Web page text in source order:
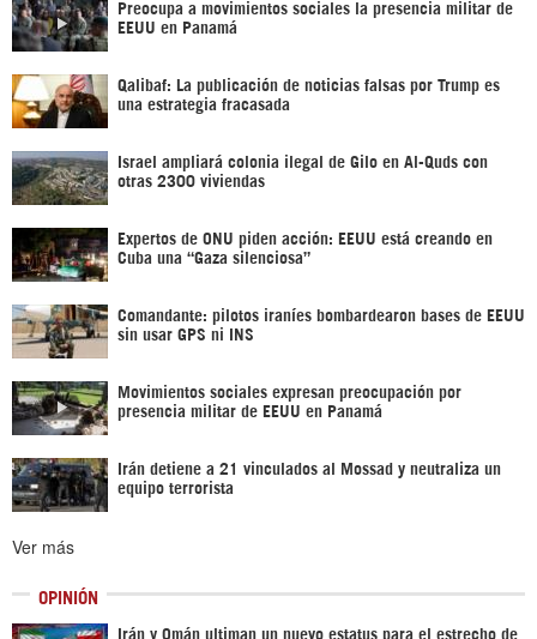
Preocupa a movimientos sociales la presencia militar de
EEUU en Panamá
Qalibaf: La publicación de noticias falsas por Trump es
una estrategia fracasada
Israel ampliará colonia ilegal de Gilo en Al-Quds con
otras 2300 viviendas
Expertos de ONU piden acción: EEUU está creando en
Cuba una “Gaza silenciosa”
Comandante: pilotos iraníes bombardearon bases de EEUU
sin usar GPS ni INS
Movimientos sociales expresan preocupación por
presencia militar de EEUU en Panamá
Irán detiene a 21 vinculados al Mossad y neutraliza un
equipo terrorista
Ver más
OPINIÓN
Irán y Omán ultiman un nuevo estatus para el estrecho de